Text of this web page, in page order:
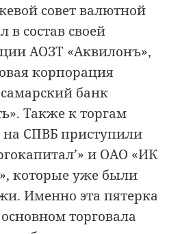
совет валютной
состав своей
АОЗТ «Аквилонъ»,
корпорация
самарский банк
Также к торгам
СПВБ приступили
и ОАО «ИК
которые уже были
Именно эта пятерка
торговала